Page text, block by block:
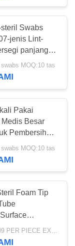
Swabs
jenis Lint-
panjang
permukaan
MOQ:10 tas
Pakai
Besar
Pembersihan
MOQ:10 tas
Foam Tip
untuk
USD 0.06-USD 0.09 PER PIECE EXW MOQ:100PCS